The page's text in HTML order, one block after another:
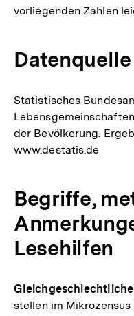
vorliegenden Zahlen
Datenquelle
Statistisches
der Bevölkerung.
www.destatis.de
Begriffe,
Lesehilfen
stellen im